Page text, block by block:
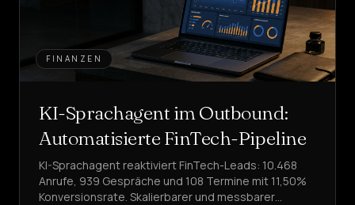
FINANZEN
KI-Sprachagent im Outbound:
Automatisierte FinTech-Pipeline
KI-Sprachagent reaktiviert FinTech-Leads: 10.468
Anrufe, 939 Gespräche und 108 Termine mit 11,50%
Konversionsrate. Skalierbarer und messbarer